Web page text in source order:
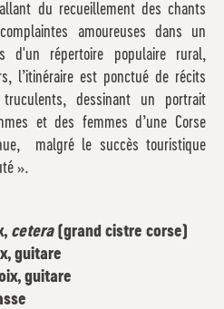
du recueillement des chants
amoureuses dans un
d'un répertoire populaire rural,
l’itinéraire est ponctué de récits
dessinant un portrait
et des femmes d’une Corse
malgré le succès touristique
».
cetera(grand cistre corse)
guitare
guitare